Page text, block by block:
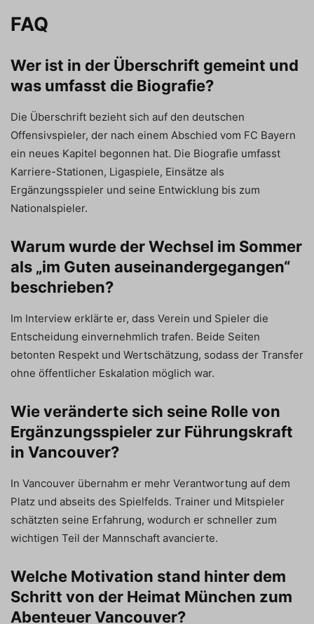
FAQ
Wer ist in der Überschrift gemeint und
was umfasst die Biografie?
Die Überschrift bezieht sich auf den deutschen
Offensivspieler, der nach einem Abschied vom FC Bayern
ein neues Kapitel begonnen hat. Die Biografie umfasst
Karriere-Stationen, Ligaspiele, Einsätze als
Ergänzungsspieler und seine Entwicklung bis zum
Nationalspieler.
Warum wurde der Wechsel im Sommer
als „im Guten auseinandergegangen“
beschrieben?
Im Interview erklärte er, dass Verein und Spieler die
Entscheidung einvernehmlich trafen. Beide Seiten
betonten Respekt und Wertschätzung, sodass der Transfer
ohne öffentlicher Eskalation möglich war.
Wie veränderte sich seine Rolle von
Ergänzungsspieler zur Führungskraft
in Vancouver?
In Vancouver übernahm er mehr Verantwortung auf dem
Platz und abseits des Spielfelds. Trainer und Mitspieler
schätzten seine Erfahrung, wodurch er schneller zum
wichtigen Teil der Mannschaft avancierte.
Welche Motivation stand hinter dem
Schritt von der Heimat München zum
Abenteuer Vancouver?